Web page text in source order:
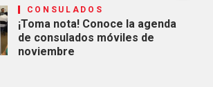
CONSULADOS
¡Toma nota! Conoce la agenda
de consulados móviles de
noviembre